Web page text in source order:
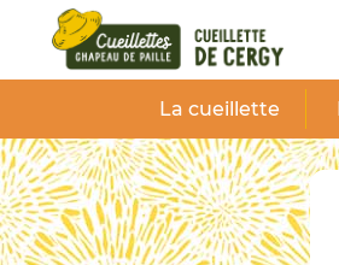
La cueillette
Panneau de gestion des cookies